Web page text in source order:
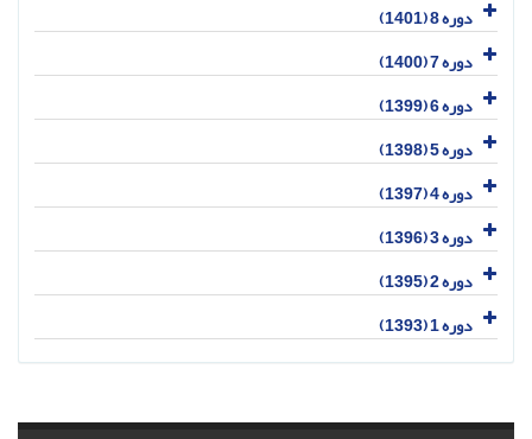
دوره 8 (1401)
دوره 7 (1400)
دوره 6 (1399)
دوره 5 (1398)
دوره 4 (1397)
دوره 3 (1396)
دوره 2 (1395)
دوره 1 (1393)